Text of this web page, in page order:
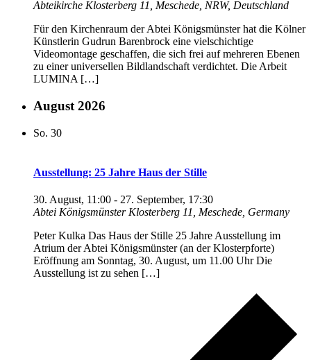
Abteikirche Klosterberg 11, Meschede, NRW, Deutschland
Für den Kirchenraum der Abtei Königsmünster hat die Kölner
Künstlerin Gudrun Barenbrock eine vielschichtige
Videomontage geschaffen, die sich frei auf mehreren Ebenen
zu einer universellen Bildlandschaft verdichtet. Die Arbeit
LUMINA […]
August 2026
So. 30
Ausstellung: 25 Jahre Haus der Stille
30. August, 11:00 - 27. September, 17:30
Abtei Königsmünster Klosterberg 11, Meschede, Germany
Peter Kulka Das Haus der Stille 25 Jahre Ausstellung im
Atrium der Abtei Königsmünster (an der Klosterpforte)
Eröffnung am Sonntag, 30. August, um 11.00 Uhr Die
Ausstellung ist zu sehen […]